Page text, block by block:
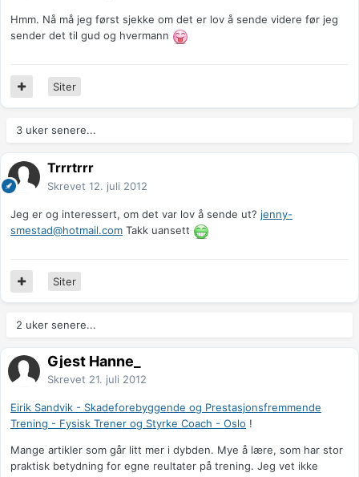
Hmm. Nå må jeg først sjekke om det er lov å sende videre før jeg
sender det til gud og hvermann
Siter
3 uker senere...
Trrrtrrr
Skrevet 12. juli 2012
Jeg er og interessert, om det var lov å sende ut? jenny-
smestad@hotmail.com Takk uansett
Siter
2 uker senere...
Gjest Hanne_
Skrevet 21. juli 2012
Eirik Sandvik - Skadeforebyggende og Prestasjonsfremmende
Trening - Fysisk Trener og Styrke Coach - Oslo !
Mange artikler som går litt mer i dybden. Mye å lære, som har stor
praktisk betydning for egne reultater på trening. Jeg vet ikke